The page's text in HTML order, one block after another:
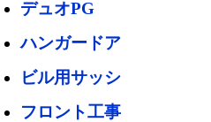
デュオPG
ハンガードア
ビル用サッシ
フロント工事